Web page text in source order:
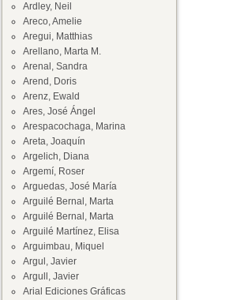
Ardley, Neil
Areco, Amelie
Aregui, Matthias
Arellano, Marta M.
Arenal, Sandra
Arend, Doris
Arenz, Ewald
Ares, José Ángel
Arespacochaga, Marina
Areta, Joaquín
Argelich, Diana
Argemí, Roser
Arguedas, José María
Arguilé Bernal, Marta
Arguilé Bernal, Marta
Arguilé Martínez, Elisa
Arguimbau, Miquel
Argul, Javier
Argull, Javier
Arial Ediciones Gráficas